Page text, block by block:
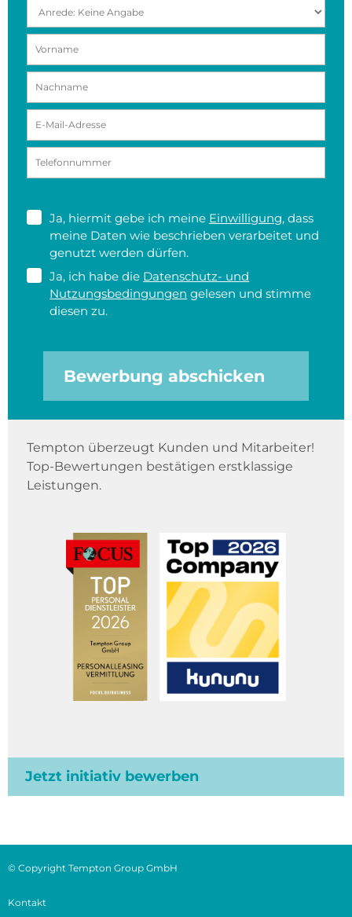
Ja, hiermit gebe ich meine Einwilligung, dass
meine Daten wie beschrieben verarbeitet und
genutzt werden dürfen.
Ja, ich habe die Datenschutz- und
Nutzungsbedingungen gelesen und stimme
diesen zu.
Bewerbung abschicken
Tempton überzeugt Kunden und Mitarbeiter!
Top-Bewertungen bestätigen erstklassige
Leistungen.
Jetzt initiativ bewerben
© Copyright Tempton Group GmbH
Kontakt